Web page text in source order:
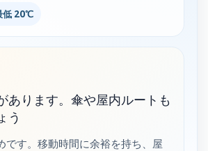
低 20℃
あります。傘や屋内ルートも
う
です。移動時間に余裕を持ち、屋